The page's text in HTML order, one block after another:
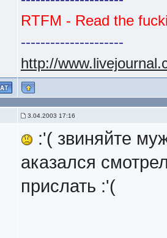
RTFM - Read the
---------------------
http://
3.04.2003 17:16
:'( звиняйте
аказался
прислать :'(